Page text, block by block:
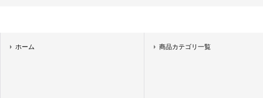
ホーム 商品カテゴリ一覧